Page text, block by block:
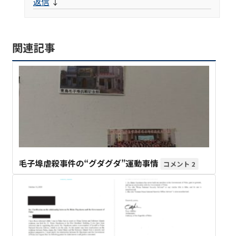
関連記事
毛子埠虐殺事件の“グダグダ”運動事情 2